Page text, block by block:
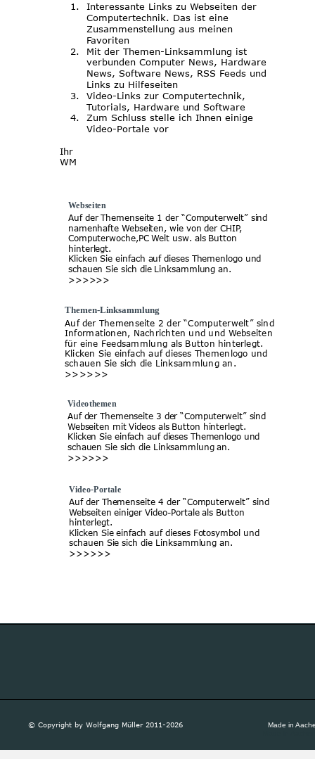
© Copyright by Wolfgang Müller 2011-2026
1.
Interessante Links zu Webseiten der
Computertechnik. Das ist eine
Zusammenstellung aus meinen
Favoriten
2.
Mit der Themen-Linksammlung ist
verbunden Computer News, Hardware
News, Software News, RSS Feeds und
Links zu Hilfeseiten
3.
Video-Links zur Computertechnik,
Tutorials, Hardware und Software
4.
Zum Schluss stelle ich Ihnen einige
Video-Portale vor
Ihr
WM
Webseiten
Auf der Themenseite 1 der “Computerwelt” sind
namenhafte Webseiten, wie von der CHIP,
Computerwoche,PC Welt usw. als Button
hinterlegt.
Klicken Sie einfach auf dieses Themenlogo und
schauen Sie sich die Linksammlung an.
>>>>>>
Themen-Linksammlung
Auf der Themenseite 2 der “Computerwelt” sind
Informationen, Nachrichten und und Webseiten
für eine Feedsammlung als Button hinterlegt.
Klicken Sie einfach auf dieses Themenlogo und
schauen Sie sich die Linksammlung an.
>>>>>>
Videothemen
Auf der Themenseite 3 der “Computerwelt” sind
Webseiten mit Videos als Button hinterlegt.
Klicken Sie einfach auf dieses Themenlogo und
schauen Sie sich die Linksammlung an.
>>>>>>
Video-Portale
Auf der Themenseite 4 der “Computerwelt” sind
Webseiten einiger Video-Portale als Button
hinterlegt.
Klicken Sie einfach auf dieses Fotosymbol und
schauen Sie sich die Linksammlung an.
>>>>>>
Made in